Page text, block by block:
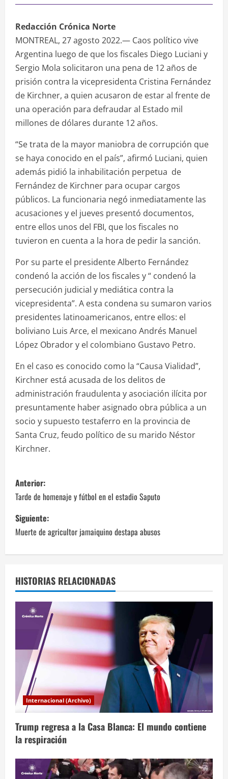
Redacción Crónica Norte
MONTREAL, 27 agosto 2022.— Caos político vive
Argentina luego de que los fiscales Diego Luciani y
Sergio Mola solicitaron una pena de 12 años de
prisión contra la vicepresidenta Cristina Fernández
de Kirchner, a quien acusaron de estar al frente de
una operación para defraudar al Estado mil
millones de dólares durante 12 años.
“Se trata de la mayor maniobra de corrupción que
se haya conocido en el país”, afirmó Luciani, quien
además pidió la inhabilitación perpetua de
Fernández de Kirchner para ocupar cargos
públicos. La funcionaria negó inmediatamente las
acusaciones y el jueves presentó documentos,
entre ellos unos del FBI, que los fiscales no
tuvieron en cuenta a la hora de pedir la sanción.
Por su parte el presidente Alberto Fernández
condenó la acción de los fiscales y “ condenó la
persecución judicial y mediática contra la
vicepresidenta”. A esta condena su sumaron varios
presidentes latinoamericanos, entre ellos: el
boliviano Luis Arce, el mexicano Andrés Manuel
López Obrador y el colombiano Gustavo Petro.
En el caso es conocido como la “Causa Vialidad”,
Kirchner está acusada de los delitos de
administración fraudulenta y asociación ilícita por
presuntamente haber asignado obra pública a un
socio y supuesto testaferro en la provincia de
Santa Cruz, feudo político de su marido Néstor
Kirchner.
N
a
v
e
a
c
ó
d
e
e
n
Anterior:
Tarde de homenaje y fútbol en el estadio Saputo
Siguiente:
Muerte de agricultor jamaiquino destapa abusos
HISTORIAS RELACIONADAS
Internacional (Archivo)
Trump regresa a la Casa Blanca: El mundo contiene
la respiración